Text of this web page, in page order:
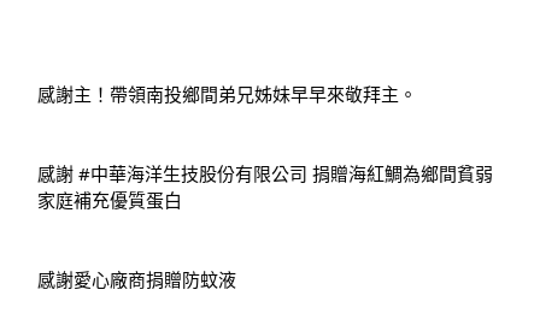
感謝主！帶領南投鄉間弟兄姊妹早早來敬拜主。
感謝 #中華海洋生技股份有限公司 捐贈海紅鯛為鄉間貧弱
家庭補充優質蛋白
感謝愛心廠商捐贈防蚊液